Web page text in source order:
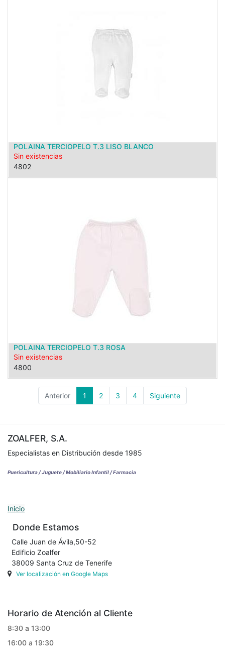
POLAINA TERCIOPELO T.3 LISO BLANCO
Sin existencias
4802
POLAINA TERCIOPELO T.3 ROSA
Sin existencias
4800
Anterior 1 2 3 4 Siguiente
ZOALFER, S.A.
Especialistas en Distribución desde 1985
Puericultura / Juguete / Mobiliario Infantil / Farmacia
Inicio
Donde Estamos
Calle Juan de Ávila,50-52
Edificio Zoalfer
38009 Santa Cruz de Tenerife
Ver localización en Google Maps
Horario de Atención al Cliente
8:30 a 13:00
16:00 a 19:30